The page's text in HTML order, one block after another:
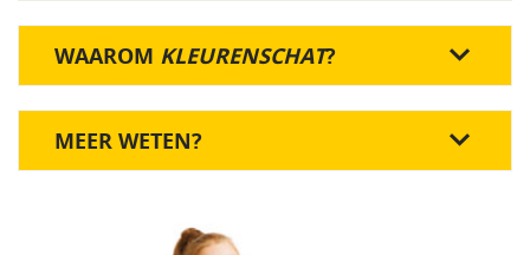
WAAROM KLEURENSCHAT?
MEER WETEN?